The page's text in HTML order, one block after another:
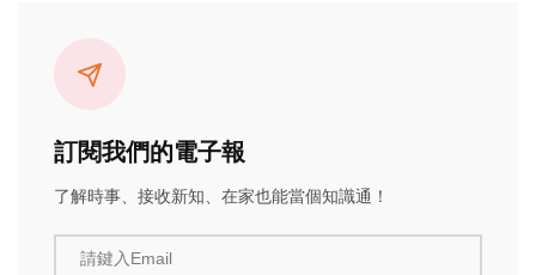
訂閱我們的電子報
了解時事、接收新知、在家也能當個知識通！
請鍵入Email